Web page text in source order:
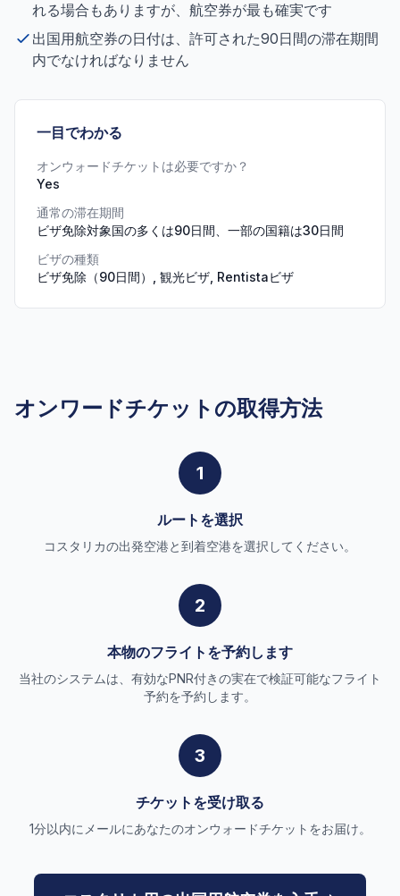
れる場合もありますが、航空券が最も確実です
出国用航空券の日付は、許可された90日間の滞在期間
内でなければなりません
一目でわかる
オンウォードチケットは必要ですか？
Yes
通常の滞在期間
ビザ免除対象国の多くは90日間、一部の国籍は30日間
ビザの種類
ビザ免除（90日間）, 観光ビザ, Rentistaビザ
オンワードチケットの取得方法
1
ルートを選択
コスタリカの出発空港と到着空港を選択してください。
2
本物のフライトを予約します
当社のシステムは、有効なPNR付きの実在で検証可能なフライト
予約を予約します。
3
チケットを受け取る
1分以内にメールにあなたのオンウォードチケットをお届け。